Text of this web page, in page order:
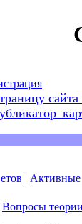
|
Вопросы теории